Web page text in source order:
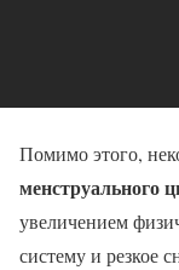
Помимо этого,
менструального
увеличением
систему и резкое